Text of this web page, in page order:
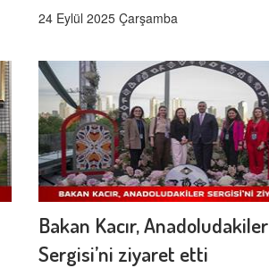
24 Eylül 2025 Çarşamba
Bakan Kacır, Anadoludakiler
Sergisi’ni ziyaret etti